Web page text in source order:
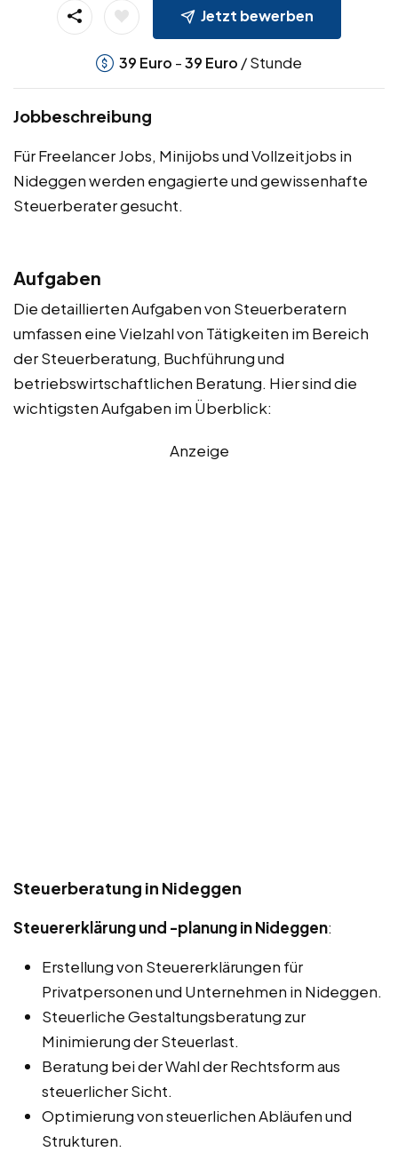
Jetzt bewerben
39 Euro -39 Euro / Stunde
Jobbeschreibung
Für Freelancer Jobs, Minijobs und Vollzeitjobs in
Nideggen werden engagierte und gewissenhafte
Steuerberater gesucht.
Aufgaben
Die detaillierten Aufgaben von Steuerberatern
umfassen eine Vielzahl von Tätigkeiten im Bereich
der Steuerberatung, Buchführung und
betriebswirtschaftlichen Beratung. Hier sind die
wichtigsten Aufgaben im Überblick:
Anzeige
Steuerberatung in Nideggen
Steuererklärung und -planung in Nideggen:
Erstellung von Steuererklärungen für
Privatpersonen und Unternehmen in Nideggen.
Steuerliche Gestaltungsberatung zur
Minimierung der Steuerlast.
Beratung bei der Wahl der Rechtsform aus
steuerlicher Sicht.
Optimierung von steuerlichen Abläufen und
Strukturen.